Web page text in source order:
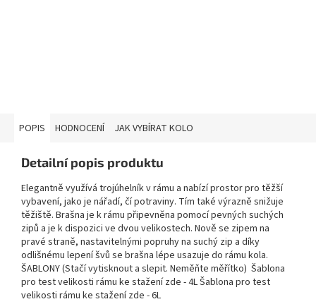
POPIS HODNOCENÍ JAK VYBÍRAT KOLO
Detailní popis produktu
Elegantně využívá trojúhelník v rámu a nabízí prostor pro těžší
vybavení, jako je nářadí, čí potraviny. Tím také výrazně snižuje
těžiště. Brašna je k rámu připevněna pomocí pevných suchých
zipů a je k dispozici ve dvou velikostech. Nově se zipem na
pravé straně, nastavitelnými popruhy na suchý zip a díky
odlišnému lepení švů se brašna lépe usazuje do rámu kola.
ŠABLONY (Stačí vytisknout a slepit. Neměňte měřítko) Šablona
pro test velikosti rámu ke stažení zde - 4L Šablona pro test
velikosti rámu ke stažení zde - 6L